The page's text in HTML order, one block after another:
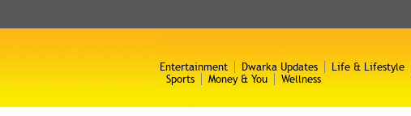
Entertainment Dwarka Updates Life & Lifestyle
Sports
Money & You Wellness